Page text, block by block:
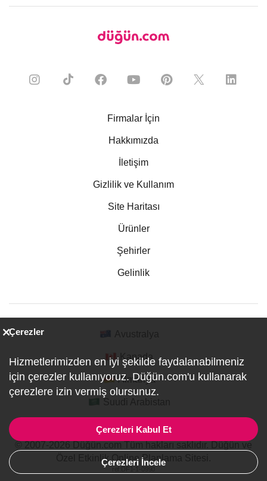
Firmalar İçin
Hakkımızda
İletişim
Gizlilik ve Kullanım
Site Haritası
Ürünler
Şehirler
Gelinlik
Kanada
Almanya
Özel Etkinlik Online Planlama Sitesi.
Çerezler
Hizmetlerimizden en iyi şekilde faydalanabilmeniz
için çerezler kullanıyoruz. Düğün.com'u kullanarak
çerezlere izin vermiş olursunuz.
Çerezleri Kabul Et
Çerezleri İncele